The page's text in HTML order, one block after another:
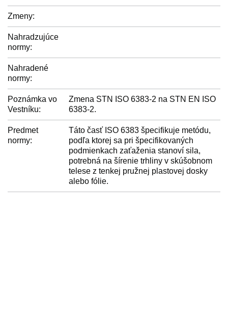
Zmeny:
Nahradzujúce
normy:
Nahradené
normy:
Poznámka vo
Vestníku:
Zmena STN ISO 6383-2 na STN EN ISO
6383-2.
Predmet
normy:
Táto časť ISO 6383 špecifikuje metódu,
podľa ktorej sa pri špecifikovaných
podmienkach zaťaženia stanoví sila,
potrebná na šírenie trhliny v skúšobnom
telese z tenkej pružnej plastovej dosky
alebo fólie.